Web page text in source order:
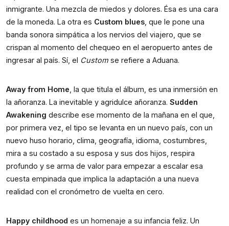
inmigrante. Una mezcla de miedos y dolores. Ésa es una cara
de la moneda. La otra es Custom blues, que le pone una
banda sonora simpática a los nervios del viajero, que se
crispan al momento del chequeo en el aeropuerto antes de
ingresar al país. Sí, el Custom se refiere a Aduana.
Away from Home, la que titula el álbum, es una inmersión en
la añoranza. La inevitable y agridulce añoranza. Sudden
Awakening describe ese momento de la mañana en el que,
por primera vez, el tipo se levanta en un nuevo país, con un
nuevo huso horario, clima, geografía, idioma, costumbres,
mira a su costado a su esposa y sus dos hijos, respira
profundo y se arma de valor para empezar a escalar esa
cuesta empinada que implica la adaptación a una nueva
realidad con el cronómetro de vuelta en cero.
Happy childhood es un homenaje a su infancia feliz. Un